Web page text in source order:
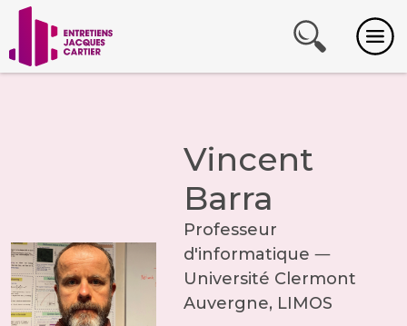
Vincent
Barra
Professeur
d'informatique ―
Université Clermont
Auvergne, LIMOS